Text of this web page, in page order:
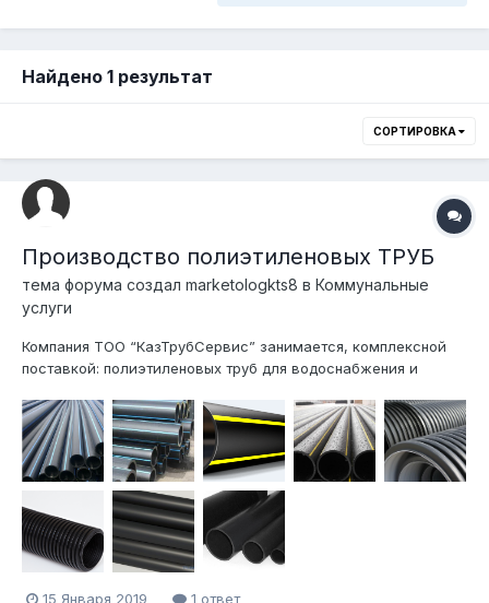
Найдено 1 результат
СОРТИРОВКА
Производство полиэтиленовых ТРУБ
тема форума создал marketologkts8 в Коммунальные
услуги
Компания ТОО “КазТрубСервис” занимается, комплексной
поставкой: полиэтиленовых труб для водоснабжения и
сварных и литых фитингов, сварочного оборудования для
стыковой и электромуфтовой сварки, запорной арматуры.
Вся продукция имеется в наличие на...
15 Января 2019 1 ответ